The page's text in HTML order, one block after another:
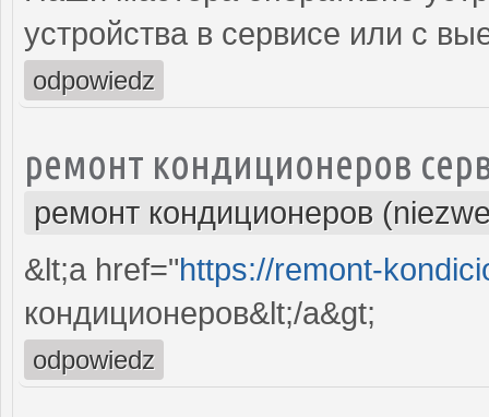
устройства в сервисе или с
odpowiedz
ремонт кондиционеров
ремонт кондиционеров
&lt;a href="https://remont-
кондиционеров&lt;/a&gt;
odpowiedz